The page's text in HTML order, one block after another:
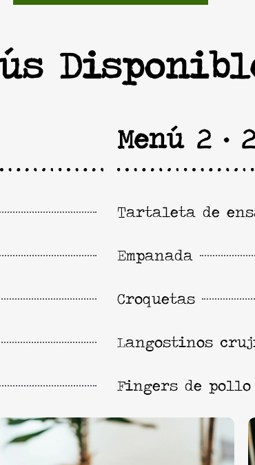
Menú 2 ·
Tartaleta de
Empanada
Croquetas
Langostinos
Fingers de pollo